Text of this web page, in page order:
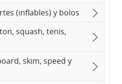
(inflables) y bolos
squash, tenis,
skim, speed y